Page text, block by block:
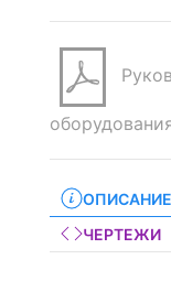
ОПИСАНИЕ
ЧЕРТЕЖИ